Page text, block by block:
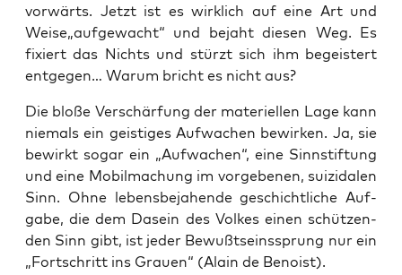
vor­wärts. Jetzt ist es wirk­lich auf eine Art und
Weise„aufgewacht“ und bejaht die­sen Weg. Es
fixiert das Nichts und stürzt sich ihm begeis­tert
ent­ge­gen… War­um bricht es nicht aus?
Die blo­ße Ver­schär­fung der mate­ri­el­len Lage kann
nie­mals ein geis­ti­ges Auf­wa­chen bewir­ken. Ja, sie
bewirkt sogar ein „Auf­wa­chen“, eine Sinn­stif­tung
und eine Mobil­ma­chung im vor­ge­be­nen, sui­zi­da­len
Sinn. Ohne lebens­be­ja­hen­de geschicht­li­che Auf­
ga­be, die dem Dasein des Vol­kes einen schüt­zen­
den Sinn gibt, ist jeder Bewußt­seins­sprung nur ein
„Fort­schritt ins Grau­en“ (Alain de Benoist).